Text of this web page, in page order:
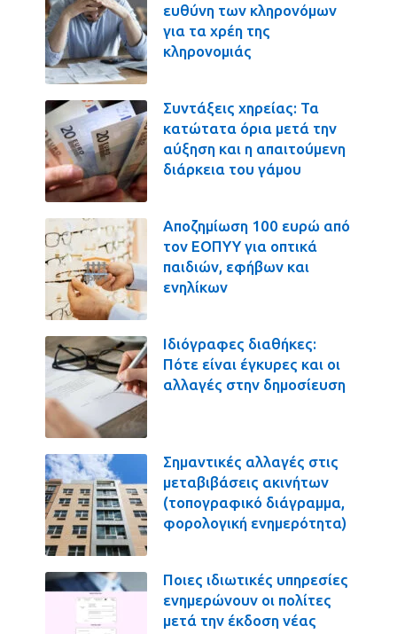
ευθύνη των κληρονόμων
για τα χρέη της
κληρονομιάς
Συντάξεις χηρείας: Τα
κατώτατα όρια μετά την
αύξηση και η απαιτούμενη
διάρκεια του γάμου
Αποζημίωση 100 ευρώ από
τον ΕΟΠΥΥ για οπτικά
παιδιών, εφήβων και
ενηλίκων
Ιδιόγραφες διαθήκες:
Πότε είναι έγκυρες και οι
αλλαγές στην δημοσίευση
Σημαντικές αλλαγές στις
μεταβιβάσεις ακινήτων
(τοπογραφικό διάγραμμα,
φορολογική ενημερότητα)
Ποιες ιδιωτικές υπηρεσίες
ενημερώνουν οι πολίτες
μετά την έκδοση νέας